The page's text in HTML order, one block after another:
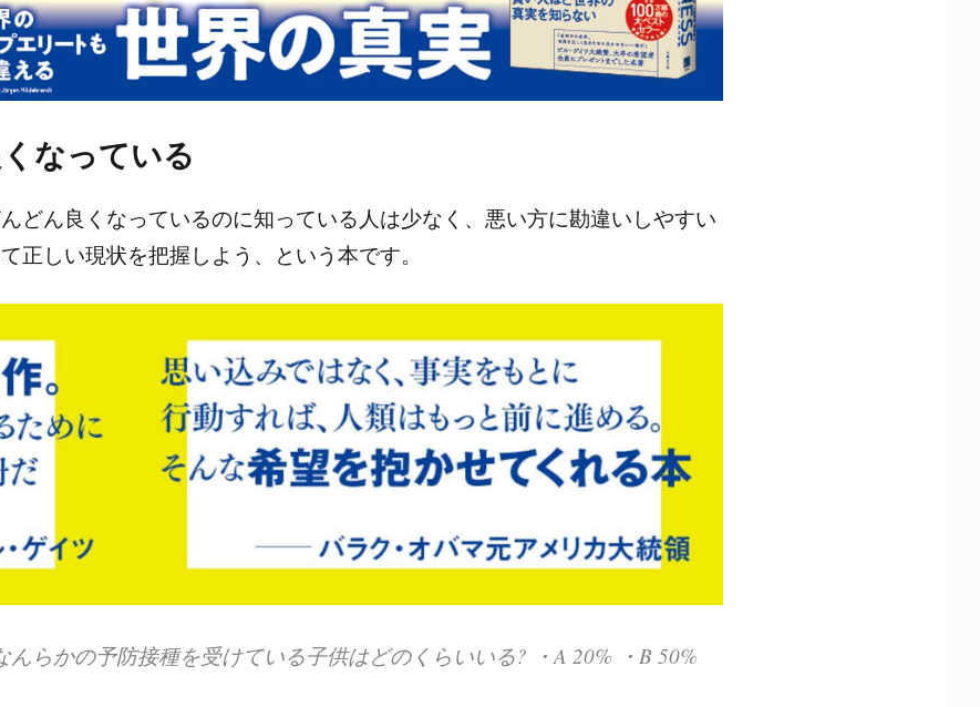
せ
ん
なっている
どん良くなっているのに知っている人は少なく、悪い方に勘違いしやすい
正しい現状を把握しよう、という本です。
んらかの予防接種を受けている子供はどのくらいいる? ・A 20%
・B 50%